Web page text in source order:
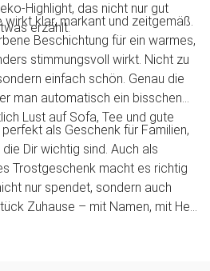
Highlight, das nicht nur gut
erzählt.
klar, markant und zeitgemäß.
Beschichtung für ein warmes,
stimmungsvoll wirkt. Nicht zu
einfach schön. Genau die
man automatisch ein bisschen
Lust auf Sofa, Tee und gute
als Geschenk für Familien,
Dir wichtig sind. Auch als
Trostgeschenk macht es richtig
nur spendet, sondern auch
Zuhause – mit Namen, mit Herz